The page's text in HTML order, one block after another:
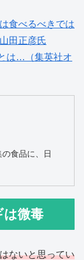
食べるべきでは
田正彦氏
は…（集英社オ
食品に、日
は微毒
ないと思ってい